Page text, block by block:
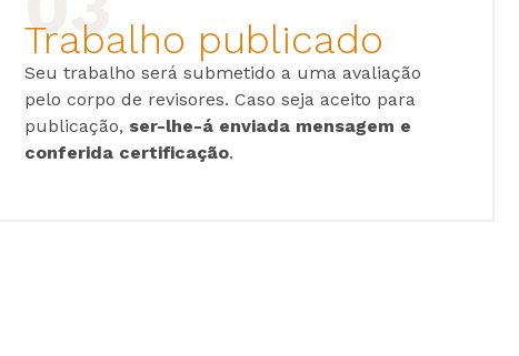
Trabalho publicado
Seu trabalho será submetido a uma avaliação
pelo corpo de revisores. Caso seja aceito para
publicação, ser-lhe-á enviada mensagem e
conferida certificação.